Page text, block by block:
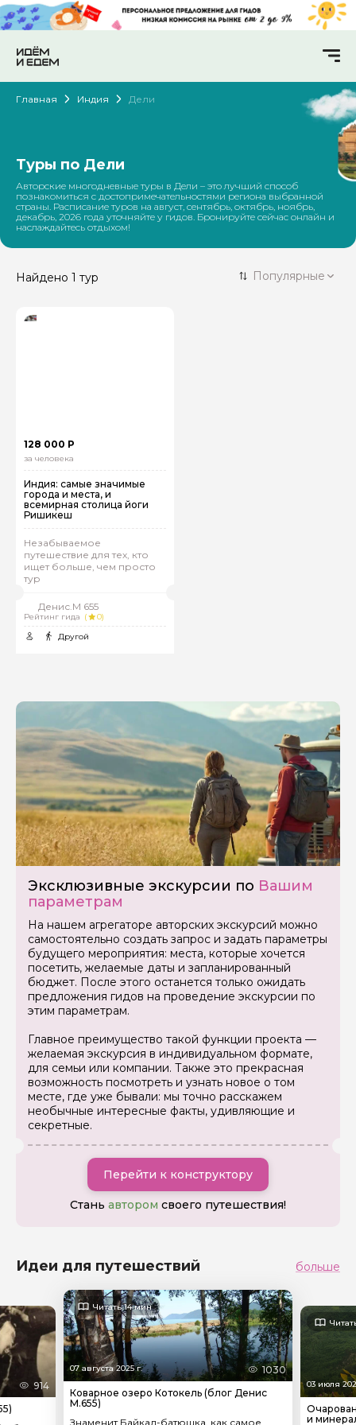
Главная Индия Дели
Туры по Дели
Авторские многодневные туры в Дели – это лучший способ
познакомиться с достопримечательностями региона выбранной
страны. Расписание туров на август, сентябрь, октябрь, ноябрь,
декабрь, 2026 года уточняйте у гидов. Бронируйте сейчас онлайн и
наслаждайтесь отдыхом!
Найдено 1 тур Популярные
128 000 Р
за человека
Индия: самые значимые
города и места, и
всемирная столица йоги
Ришикеш
Незабываемое
путешествие для тех, кто
ищет больше, чем просто
тур
Денис.М 655
Рейтинг гида (
0)
Другой
Эксклюзивные экскурсии по Вашим
параметрам
На нашем агрегаторе авторских экскурсий можно
самостоятельно создать запрос и задать параметры
будущего мероприятия: места, которые хочется
посетить, желаемые даты и запланированный
бюджет. После этого останется только ожидать
предложения гидов на проведение экскурсии по
этим параметрам.
Главное преимущество такой функции проекта —
желаемая экскурсия в индивидуальном формате,
для семьи или компании. Также это прекрасная
возможность посмотреть и узнать новое о том
месте, где уже бывали: мы точно расскажем
необычные интересные факты, удивляющие и
секретные.
Перейти к конструктору
Стань автором своего путешествия!
Идеи для путешествий больше
914
Читать 14 мин
07 августа 2025 г.
1030
Коварное озеро Котокель (блог Денис
М.655)
Знаменит Байкал-батюшка, как самое
03 июля
и
Как вас зовут
Ваша электронная почта
Ваш номер телефона
Вопросы и комментарии
Если у вас есть интересующие вопросы, можете их
данных
Отправить